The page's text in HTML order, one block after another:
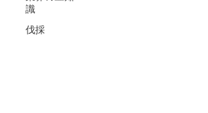
識
伐採